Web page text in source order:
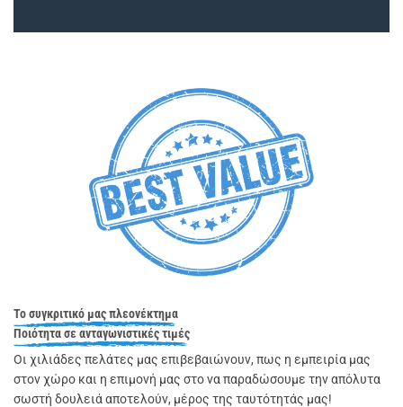
To συγκριτικό μας πλεονέκτημα
Ποιότητα σε ανταγωνιστικές τιμές
Οι χιλιάδες πελάτες μας επιβεβαιώνουν, πως η εμπειρία μας
στον χώρο και η επιμονή μας στο να παραδώσουμε την απόλυτα
σωστή δουλειά αποτελούν, μέρος της ταυτότητάς μας!